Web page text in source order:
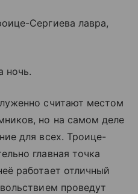
Сергиева лавра,
ночь.
считают местом
но на самом деле
для всех. Троице-
главная точка
работает отличный
проведут